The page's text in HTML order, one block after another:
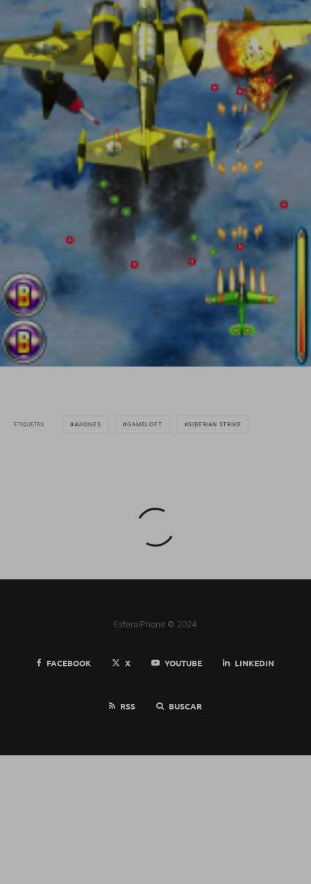
ETIQUETAS AVIONES GAMELOFT SIBERIAN STRIKE
EsferaiPhone © 2024
FACEBOOK X YOUTUBE LINKEDIN
RSS BUSCAR